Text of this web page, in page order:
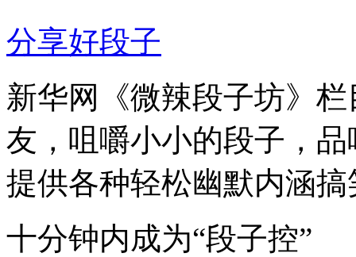
分享好段子
新华网《微辣段子坊》
友，咀嚼小小的段子，
提供各种轻松幽默内涵
十分钟内成为“段子控”